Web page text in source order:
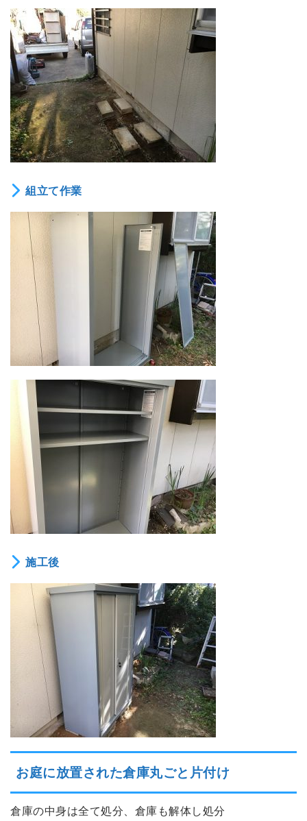
組立て作業
施工後
お庭に放置された倉庫丸ごと片付け
倉庫の中身は全て処分、倉庫も解体し処分